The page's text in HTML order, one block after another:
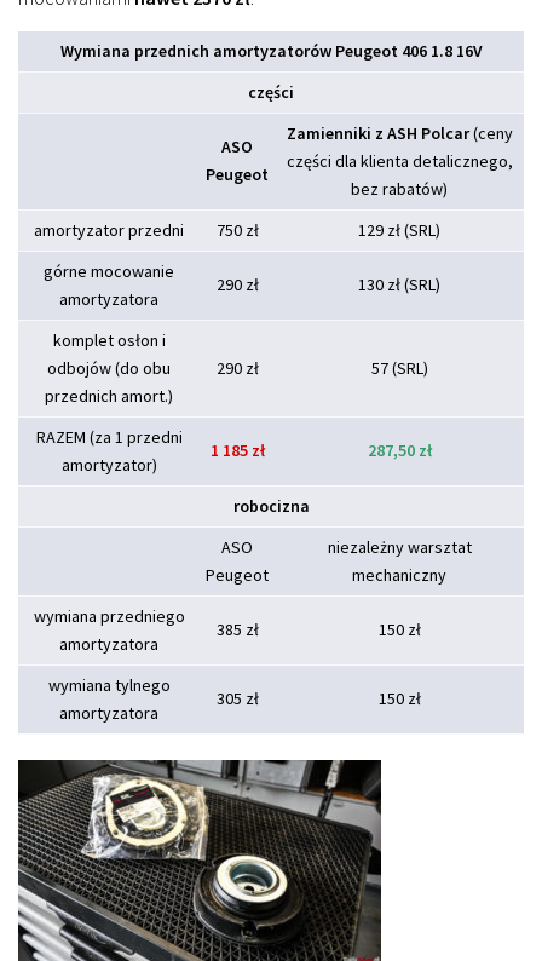
Wymiana przednich amortyzatorów Peugeot 406 1.8 16V
części
ASO
Peugeot
Zamienniki z ASH Polcar(ceny
części dla klienta detalicznego,
bez rabatów)
amortyzator przedni
750 zł
129 zł (SRL)
górne mocowanie
amortyzatora
290 zł 130 zł (SRL)
komplet osłon i
odbojów (do obu
przednich amort.)
290 zł 57 (SRL)
RAZEM (za 1 przedni
amortyzator)
1 185 zł 287,50 zł
robocizna
ASO
Peugeot
niezależny warsztat
mechaniczny
wymiana przedniego
amortyzatora
385 zł 150 zł
wymiana tylnego
amortyzatora
305 zł 150 zł